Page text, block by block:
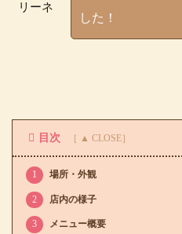
リーネ
した！
目次
1 場所・外観
2 店内の様子
3 メニュー概要